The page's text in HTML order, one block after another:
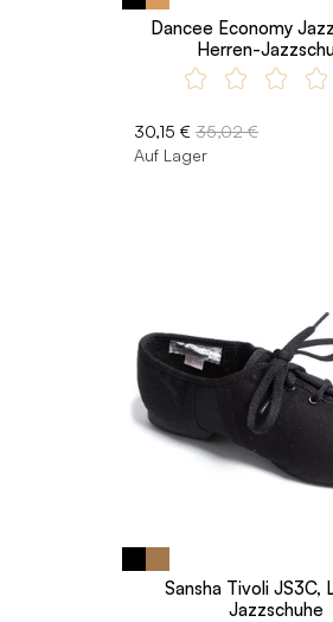
Dancee Economy
Herren-
30,15 € 35,02 €
Auf Lager
Sansha Tivoli JS3C,
Jazzschuhe